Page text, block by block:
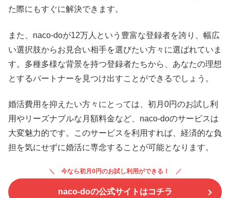
た際にもすぐに解決できます。
また、naco-doが12万人という豊富な登録者を誇り、幅広
い選択肢からお見合い相手を選びたい方々に選ばれていま
す。多種多様な背景を持つ登録者たちから、あなたの理想
とするパートナーを見つけ出すことができるでしょう。
婚活費用を抑えたい方々にとっては、初月0円のお試し利
用やリーズナブルな月額料金など、naco-doのサービスは
大変魅力的です。このサービスを利用すれば、経済的な負
担を気にせずに婚活に専念することが可能となります。
今なら初月0円のお試し利用ができる！
naco-doの公式サイトはコチラ